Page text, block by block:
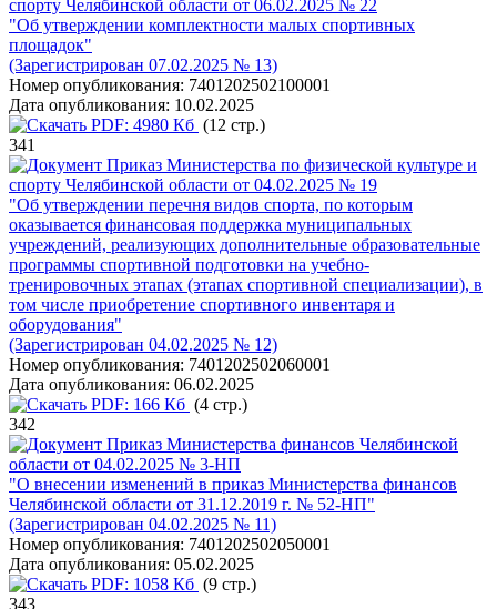
спорту Челябинской области от 06.02.2025 № 22
"Об утверждении комплектности малых спортивных
площадок"
(Зарегистрирован 07.02.2025 № 13)
Номер опубликования: 7401202502100001
Дата опубликования: 10.02.2025
PDF: 4980 Кб (12 стр.)
341
Приказ Министерства по физической культуре и
спорту Челябинской области от 04.02.2025 № 19
"Об утверждении перечня видов спорта, по которым
оказывается финансовая поддержка муниципальных
учреждений, реализующих дополнительные образовательные
программы спортивной подготовки на учебно-
тренировочных этапах (этапах спортивной специализации), в
том числе приобретение спортивного инвентаря и
оборудования"
(Зарегистрирован 04.02.2025 № 12)
Номер опубликования: 7401202502060001
Дата опубликования: 06.02.2025
PDF: 166 Кб (4 стр.)
342
Приказ Министерства финансов Челябинской
области от 04.02.2025 № 3-НП
"О внесении изменений в приказ Министерства финансов
Челябинской области от 31.12.2019 г. № 52-НП"
(Зарегистрирован 04.02.2025 № 11)
Номер опубликования: 7401202502050001
Дата опубликования: 05.02.2025
PDF: 1058 Кб (9 стр.)
343